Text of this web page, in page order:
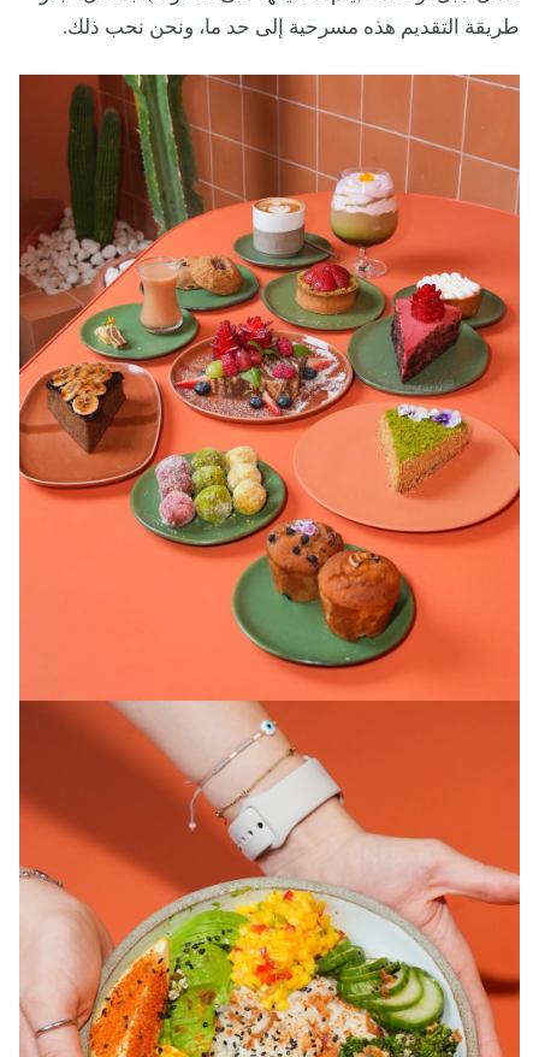
طريقة التقديم هذه مسرحية إلى حد ما، ونحن نحب ذلك.